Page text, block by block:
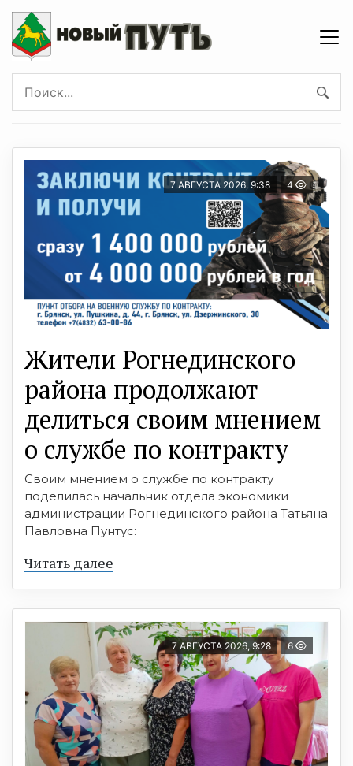
7 АВГУСТА 2026, 9:38 4
Жители Рогнединского
района продолжают
делиться своим мнением
о службе по контракту
Своим мнением о службе по контракту
поделилась начальник отдела экономики
администрации Рогнединского района Татьяна
Павловна Пунтус:
Читать далее
7 АВГУСТА 2026, 9:28 6